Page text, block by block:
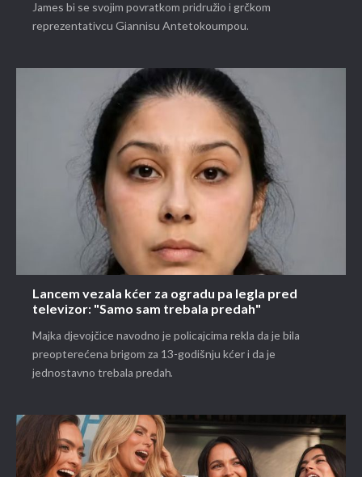
James bi se svojim povratkom pridružio i grčkom
reprezentativcu Giannisu Antetokoumpou.
Lancem vezala kćer za ogradu pa legla pred
televizor: "Samo sam trebala predah"
Majka djevojčice navodno je policajcima rekla da je bila
preopterećena brigom za 13-godišnju kćer i da je
jednostavno trebala predah.